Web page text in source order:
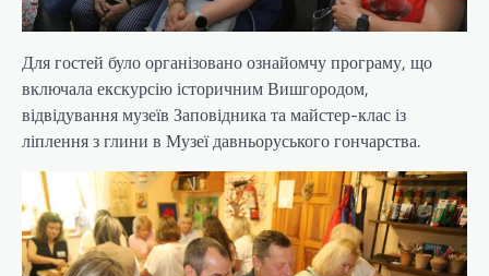
Для гостей було організовано ознайомчу програму, що
включала екскурсію історичним Вишгородом,
відвідування музеїв Заповідника та майстер-клас із
ліплення з глини в Музеї давньоруського гончарства.